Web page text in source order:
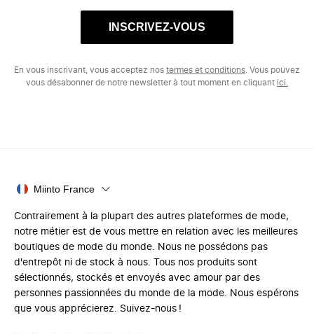
INSCRIVEZ-VOUS
En vous inscrivant, vous acceptez nos termes et conditions . Vous pouvez
vous désabonner de notre newsletter à tout moment en cliquant ici.
Miinto France
Contrairement à la plupart des autres plateformes de mode,
notre métier est de vous mettre en relation avec les meilleures
boutiques de mode du monde. Nous ne possédons pas
d'entrepôt ni de stock à nous. Tous nos produits sont
sélectionnés, stockés et envoyés avec amour par des
personnes passionnées du monde de la mode. Nous espérons
que vous apprécierez. Suivez-nous !